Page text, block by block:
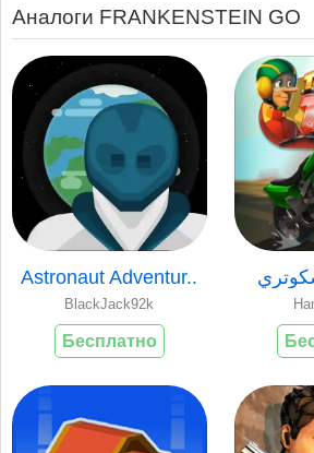
Аналоги FRANKENSTEIN GO
Astronaut Adventur..
BlackJack92k
Бесплатно